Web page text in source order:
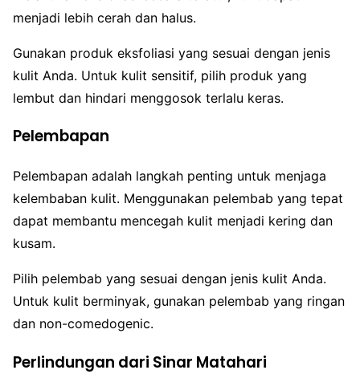
menjadi lebih cerah dan halus.
Gunakan produk eksfoliasi yang sesuai dengan jenis
kulit Anda. Untuk kulit sensitif, pilih produk yang
lembut dan hindari menggosok terlalu keras.
Pelembapan
Pelembapan adalah langkah penting untuk menjaga
kelembaban kulit. Menggunakan pelembab yang tepat
dapat membantu mencegah kulit menjadi kering dan
kusam.
Pilih pelembab yang sesuai dengan jenis kulit Anda.
Untuk kulit berminyak, gunakan pelembab yang ringan
dan non-comedogenic.
Perlindungan dari Sinar Matahari